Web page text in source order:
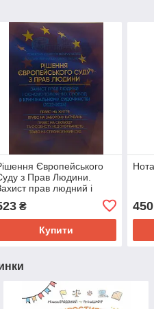
Європейського
з Прав Людини.
прав людний і
основоположних свобод в
2022-2024
₴
Купити
450